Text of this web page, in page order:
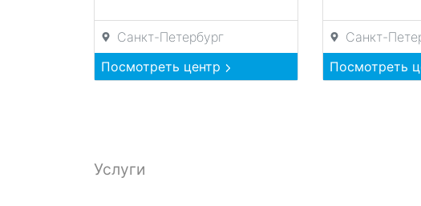
Санкт-Петербург
Посмотреть центр
Санкт-
Посмотреть
Услуги